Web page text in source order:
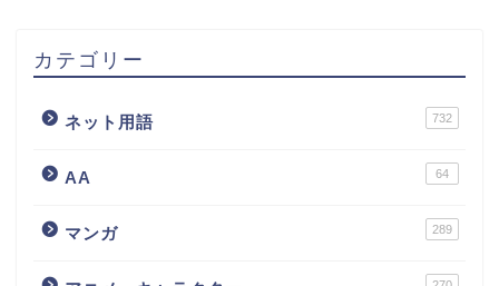
カテゴリー
ネット用語 732
AA 64
マンガ 289